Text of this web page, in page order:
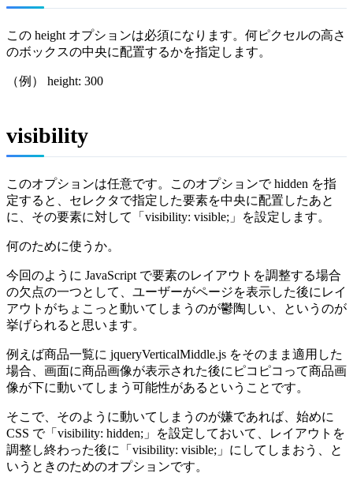
この height オプションは必須になります。何ピクセルの高さ
のボックスの中央に配置するかを指定します。
（例） height: 300
visibility
このオプションは任意です。このオプションで hidden を指
定すると、セレクタで指定した要素を中央に配置したあと
に、その要素に対して「visibility: visible;」を設定します。
何のために使うか。
今回のように JavaScript で要素のレイアウトを調整する場合
の欠点の一つとして、ユーザーがページを表示した後にレイ
アウトがちょこっと動いてしまうのが鬱陶しい、というのが
挙げられると思います。
例えば商品一覧に jqueryVerticalMiddle.js をそのまま適用した
場合、画面に商品画像が表示された後にピコピコって商品画
像が下に動いてしまう可能性があるということです。
そこで、そのように動いてしまうのが嫌であれば、始めに
CSS で「visibility: hidden;」を設定しておいて、レイアウトを
調整し終わった後に「visibility: visible;」にしてしまおう、と
いうときのためのオプションです。